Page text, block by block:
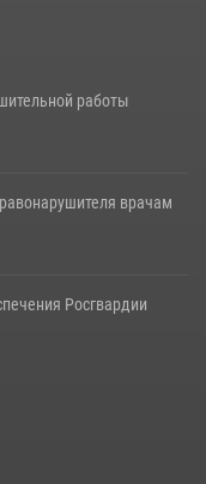
работы
врачам
Росгвардии